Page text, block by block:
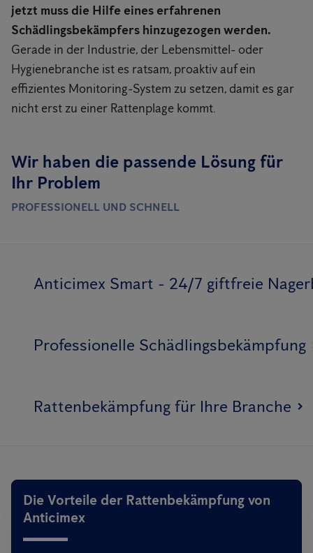
jetzt muss die Hilfe eines erfahrenen
Schädlingsbekämpfers hinzugezogen werden.
Gerade in der Industrie, der Lebensmittel- oder
Hygienebranche ist es ratsam, proaktiv auf ein
effizientes Monitoring-System zu setzen, damit es gar
nicht erst zu einer Rattenplage kommt.
Wir haben die passende Lösung für
Ihr Problem
PROFESSIONELL UND SCHNELL
Anticimex Smart - 24/7 giftfreie
Professionelle Schädlingsbekämpfung
Rattenbekämpfung für Ihre Branche
Die Vorteile der Rattenbekämpfung von
Anticimex